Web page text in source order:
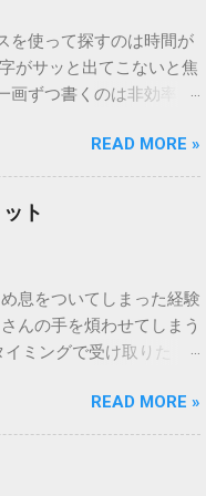
を使って探すのは時間が
がサッと出てこないと焦
画ずつ書くのは非効率で
を詳しく解説します。
換」しても旧字・外字
は、パソコンが文字を
）によって「第1水
文字には、いわば「住
接指定すれば、確実に呼
も汎用性が高く、特別な
する。 入力モードを「半
ら[X]キー**を押す。 入
READ MORE »
ト
息をついてしまった経験
んの手を煩わせてしまう
ミングで受け取りた
ストレスは驚くほど軽く
メリットを徹底解説しま
READ MORE »